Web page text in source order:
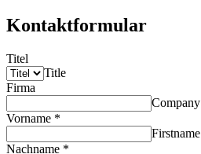
Kontaktformular
Titel
Title
Firma
Company
Vorname *
Firstname
Nachname *